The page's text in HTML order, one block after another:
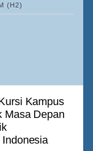
(H2)
Kampus
Masa Depan